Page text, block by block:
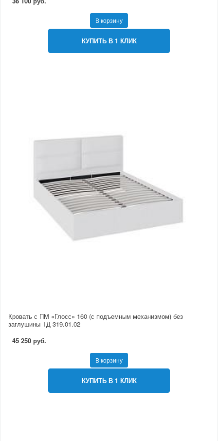
В корзину
КУПИТЬ В 1 КЛИК
Кровать с ПМ «Глосс» 160 (с подъемным механизмом) без
заглушины ТД 319.01.02
45 250 руб.
В корзину
КУПИТЬ В 1 КЛИК